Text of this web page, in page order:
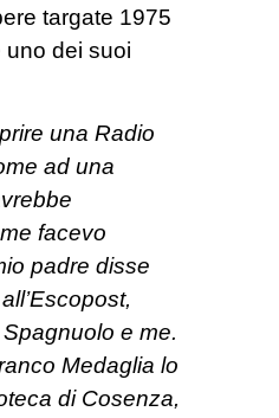
targate 1975
uno dei suoi
una Radio
ad una
facevo
padre disse
e me.
Medaglia lo
di Cosenza,